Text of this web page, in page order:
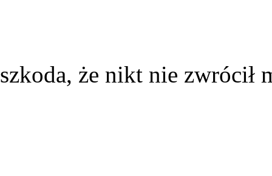
że nikt nie zwrócił